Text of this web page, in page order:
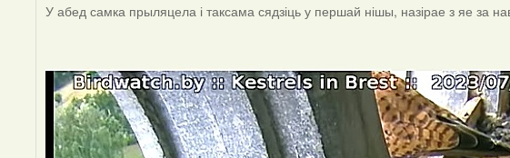
У абед самка прыляцела і таксама сядзіць у першай нішы, назірае з яе за